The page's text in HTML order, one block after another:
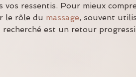
ressentis. Pour mieux
le rôle du massage, souvent
est un retour